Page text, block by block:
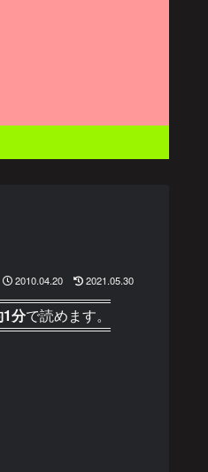
2010.04.20 2021.05.30
1分で読めます。